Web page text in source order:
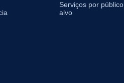
Serviços por público
alvo